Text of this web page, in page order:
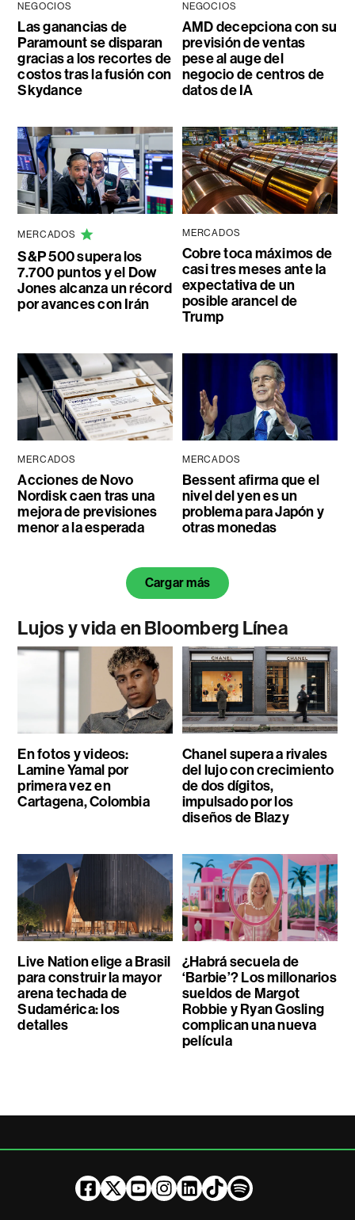
NEGOCIOS
Las ganancias de
Paramount se disparan
gracias a los recortes de
costos tras la fusión con
Skydance
NEGOCIOS
AMD decepciona con su
previsión de ventas
pese al auge del
negocio de centros de
datos de IA
MERCADOS
S&P 500 supera los
7.700 puntos y el Dow
Jones alcanza un récord
por avances con Irán
MERCADOS
Cobre toca máximos de
casi tres meses ante la
expectativa de un
posible arancel de
Trump
MERCADOS
Acciones de Novo
Nordisk caen tras una
mejora de previsiones
menor a la esperada
MERCADOS
Bessent afirma que el
nivel del yen es un
problema para Japón y
otras monedas
Cargar más
Lujos y vida en Bloomberg Línea
En fotos y videos:
Lamine Yamal por
primera vez en
Cartagena, Colombia
Chanel supera a rivales
del lujo con crecimiento
de dos dígitos,
impulsado por los
diseños de Blazy
Live Nation elige a Brasil
para construir la mayor
arena techada de
Sudamérica: los
detalles
¿Habrá secuela de
‘Barbie’? Los millonarios
sueldos de Margot
Robbie y Ryan Gosling
complican una nueva
película